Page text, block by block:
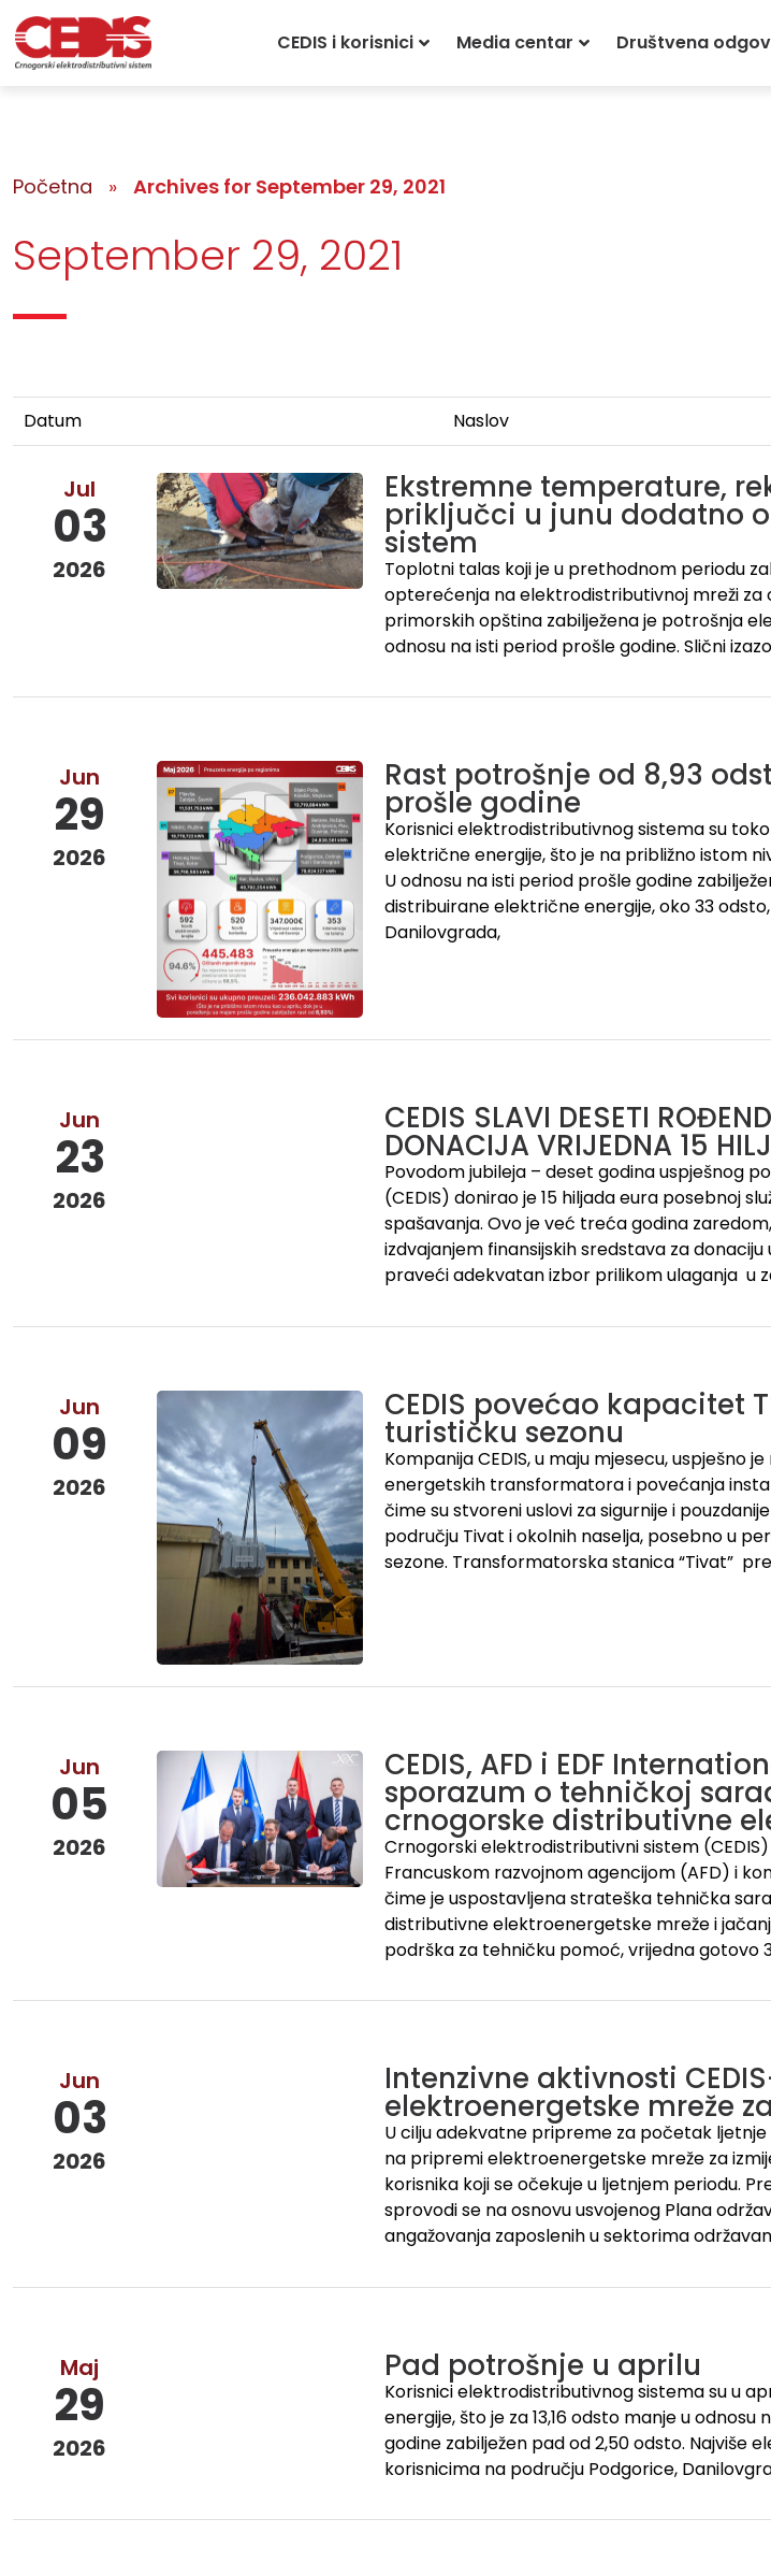
CEDIS i korisnici Media centar Društvena
Početna » Archives for September 29, 2021
September 29, 2021
Datum Naslov
Jul
03
2026
Ekstremne temperature,
priključci u junu dodatno
sistem
Toplotni talas koji je u prethodnom periodu
opterećenja na elektrodistributivnoj mreži za
primorskih opština zabilježena je potrošnja
odnosu na isti period prošle godine. Slični
Jun
29
2026
Rast potrošnje od 8,93
prošle godine
Korisnici elektrodistributivnog sistema su
električne energije, što je na približno istom
U odnosu na isti period prošle godine
distribuirane električne energije, oko 33
Danilovgrada,
Jun
23
2026
CEDIS SLAVI DESETI
DONACIJA VRIJEDNA 15
Povodom jubileja – deset godina uspješnog
(CEDIS) donirao je 15 hiljada eura posebnoj
spašavanja. Ovo je već treća godina
izdvajanjem finansijskih sredstava za
praveći adekvatan izbor prilikom ulaganja u
Jun
09
2026
CEDIS povećao kapacitet
turističku sezonu
Kompanija CEDIS, u maju mjesecu, uspješno
energetskih transformatora i povećanja
čime su stvoreni uslovi za sigurnije i
području Tivat i okolnih naselja, posebno u
sezone. Transformatorska stanica “Tivat”
Jun
05
2026
CEDIS, AFD i EDF
sporazum o tehničkoj
crnogorske distributivne
Crnogorski elektrodistributivni sistem
Francuskom razvojnom agencijom (AFD) i
čime je uspostavljena strateška tehnička
distributivne elektroenergetske mreže i
podrška za tehničku pomoć, vrijedna gotovo
Jun
03
2026
Intenzivne aktivnosti
elektroenergetske mreže
U cilju adekvatne pripreme za početak
na pripremi elektroenergetske mreže za
korisnika koji se očekuje u ljetnjem periodu.
sprovodi se na osnovu usvojenog Plana
angažovanja zaposlenih u sektorima
Maj
29
2026
Pad potrošnje u aprilu
Korisnici elektrodistributivnog sistema su u
energije, što je za 13,16 odsto manje u
godine zabilježen pad od 2,50 odsto. Najviše
korisnicima na području Podgorice,